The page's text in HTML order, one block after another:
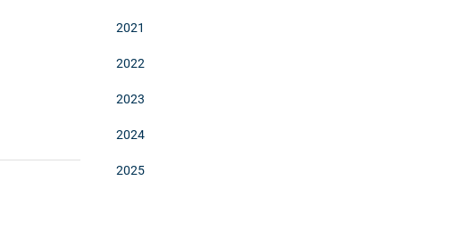
2021
2022
2023
2024
2025